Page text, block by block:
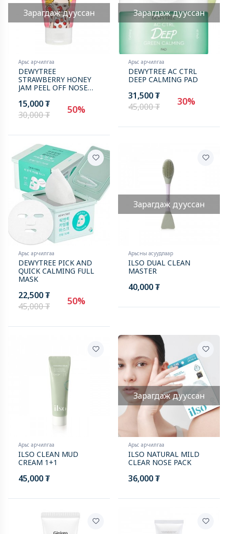
Зарагдаж дууссан
Арьс арчилгаа
DEWYTREE
STRAWBERRY HONEY
JAM PEEL OFF NOSE
15,000 ₮
30,000 ₮
50%
Зарагдаж дууссан
Арьс арчилгаа
DEWYTREE AC CTRL
DEEP CALMING PAD
31,500 ₮
45,000 ₮
30%
Арьс арчилгаа
DEWYTREE PICK AND
QUICK CALMING FULL
MASK
22,500 ₮
45,000 ₮
50%
Зарагдаж дууссан
Арьсны асуудлаар
ILSO DUAL CLEAN
MASTER
40,000 ₮
Арьс арчилгаа
ILSO CLEAN MUD
CREAM 1+1
45,000 ₮
Зарагдаж дууссан
Арьс арчилгаа
ILSO NATURAL MILD
CLEAR NOSE PACK
36,000 ₮